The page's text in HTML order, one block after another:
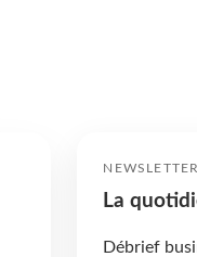
NEWSLETTER
La
Débrief